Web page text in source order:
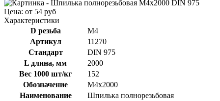
Цена: от 54 руб
Характеристики
D резьба
М4
Артикул
11270
Стандарт
DIN 975
L длина, мм
2000
Вес 1000 шт/кг
152
Обозначение
М4x2000
Наименование
Шпилька полнорезьбовая